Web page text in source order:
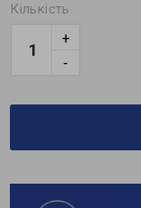
Кількість
-
+